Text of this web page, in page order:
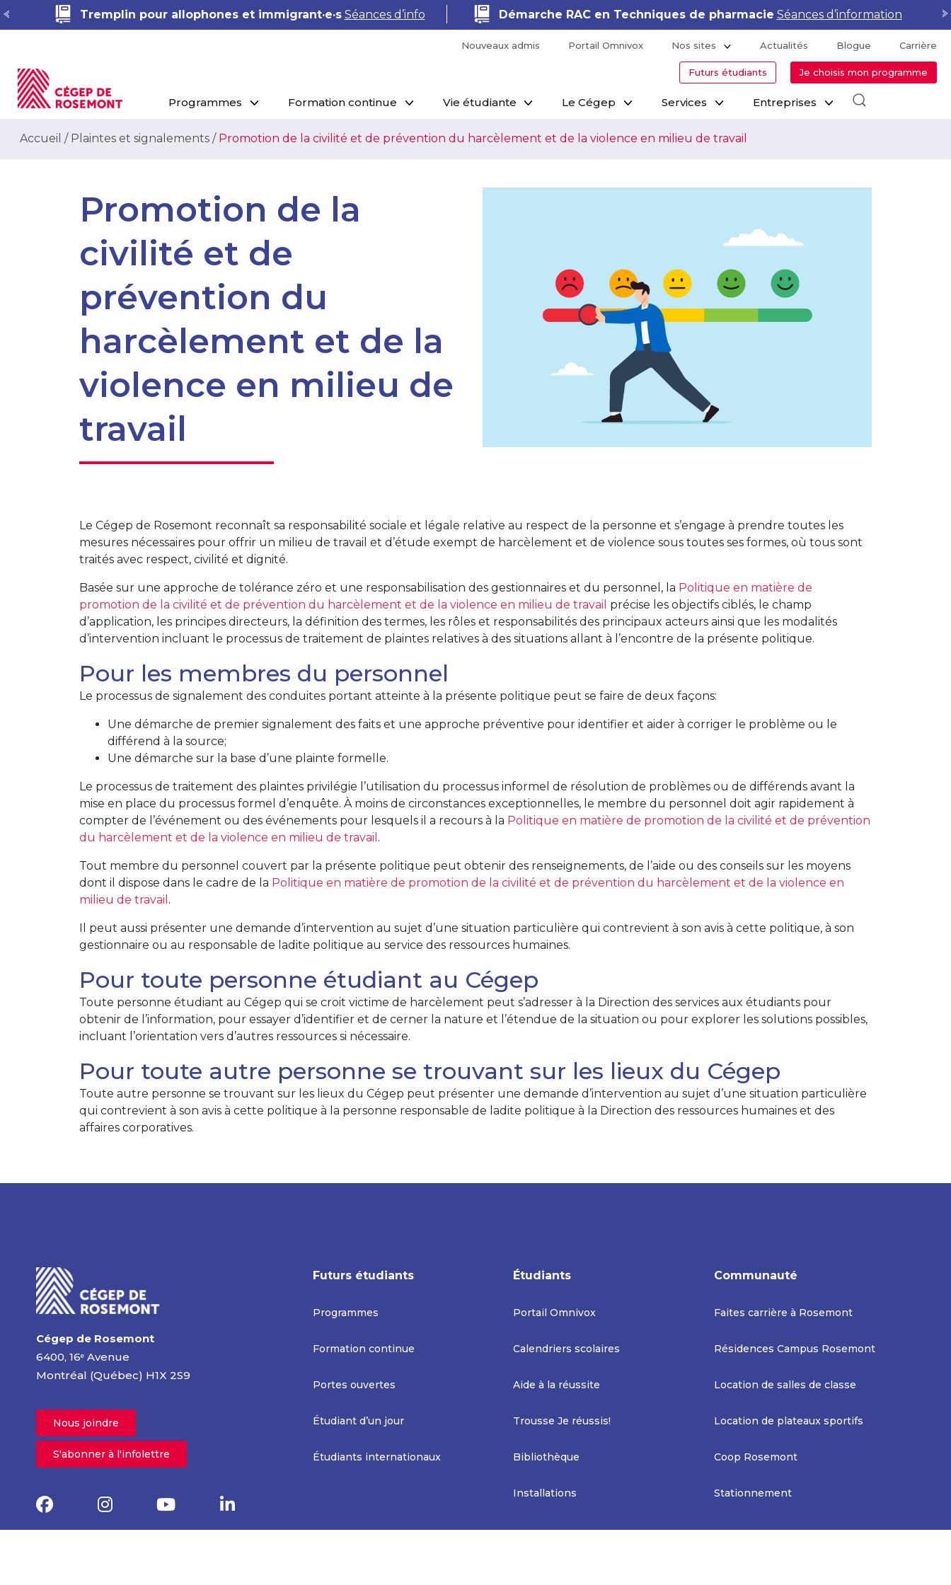
Tremplin pour allophones et immigrant·e·s Séances d’info Démarche RAC en Techniques de pharmacie Séances d’information
Nouveaux admis Portail Omnivox Nos sites Actualités Blogue Carrière
Futurs étudiants Je choisis mon programme
Programmes Formation continue Vie étudiante Le Cégep Services Entreprises
Accueil / Plaintes et signalements / Promotion de la civilité et de prévention du harcèlement et de la violence en milieu de travail
Promotion de la
civilité et de
prévention du
harcèlement et de la
violence en milieu de
travail
Le Cégep de Rosemont reconnaît sa responsabilité sociale et légale relative au respect de la personne et s’engage à prendre toutes les
mesures nécessaires pour offrir un milieu de travail et d’étude exempt de harcèlement et de violence sous toutes ses formes, où tous sont
traités avec respect, civilité et dignité.
Basée sur une approche de tolérance zéro et une responsabilisation des gestionnaires et du personnel, la Politique en matière de
promotion de la civilité et de prévention du harcèlement et de la violence en milieu de travail précise les objectifs ciblés, le champ
d’application, les principes directeurs, la définition des termes, les rôles et responsabilités des principaux acteurs ainsi que les modalités
d’intervention incluant le processus de traitement de plaintes relatives à des situations allant à l’encontre de la présente politique.
Pour les membres du personnel
Le processus de signalement des conduites portant atteinte à la présente politique peut se faire de deux façons:
Une démarche de premier signalement des faits et une approche préventive pour identifier et aider à corriger le problème ou le
différend à la source;
Une démarche sur la base d’une plainte formelle.
Le processus de traitement des plaintes privilégie l’utilisation du processus informel de résolution de problèmes ou de différends avant la
mise en place du processus formel d’enquête. À moins de circonstances exceptionnelles, le membre du personnel doit agir rapidement à
compter de l’événement ou des événements pour lesquels il a recours à la Politique en matière de promotion de la civilité et de prévention
du harcèlement et de la violence en milieu de travail .
Tout membre du personnel couvert par la présente politique peut obtenir des renseignements, de l’aide ou des conseils sur les moyens
dont il dispose dans le cadre de la Politique en matière de promotion de la civilité et de prévention du harcèlement et de la violence en
milieu de travail .
Il peut aussi présenter une demande d’intervention au sujet d’une situation particulière qui contrevient à son avis à cette politique, à son
gestionnaire ou au responsable de ladite politique au service des ressources humaines.
Pour toute personne étudiant au Cégep
Toute personne étudiant au Cégep qui se croit victime de harcèlement peut s’adresser à la Direction des services aux étudiants pour
obtenir de l’information, pour essayer d’identifier et de cerner la nature et l’étendue de la situation ou pour explorer les solutions possibles,
incluant l’orientation vers d’autres ressources si nécessaire.
Pour toute autre personne se trouvant sur les lieux du Cégep
Toute autre personne se trouvant sur les lieux du Cégep peut présenter une demande d’intervention au sujet d’une situation particulière
qui contrevient à son avis à cette politique à la personne responsable de ladite politique à la Direction des ressources humaines et des
affaires corporatives.
Cégep de Rosemont
6400, 16e Avenue
Montréal (Québec) H1X 2S9
Nous joindre
S'abonner à l'infolettre
Futurs étudiants
Programmes
Formation continue
Portes ouvertes
Étudiant d’un jour
Étudiants internationaux
Étudiants
Portail Omnivox
Calendriers scolaires
Aide à la réussite
Trousse Je réussis!
Bibliothèque
Installations
Communauté
Faites carrière à Rosemont
Résidences Campus Rosemont
Location de salles de classe
Location de plateaux sportifs
Coop Rosemont
Stationnement